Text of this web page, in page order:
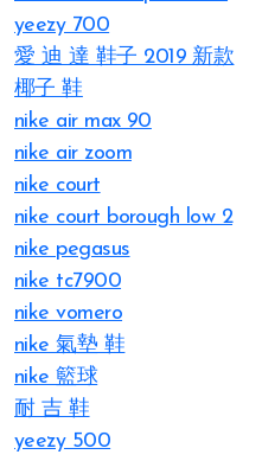
yeezy 700
愛 迪 達 鞋子 2019 新款
椰子 鞋
nike air max 90
nike air zoom
nike court
nike court borough low 2
nike pegasus
nike tc7900
nike vomero
nike 氣墊 鞋
nike 籃球
耐 吉 鞋
yeezy 500